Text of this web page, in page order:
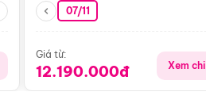
07/11
Giá từ:
12.190.000đ Xem